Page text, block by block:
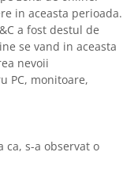
in aceasta perioada.
a fost destul de
se vand in aceasta
nevoii
PC, monitoare,
s-a observat o